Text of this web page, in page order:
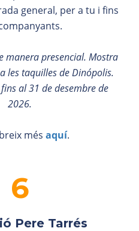
general, per a tu i fins
manera presencial. Mostra
les taquilles de Dinópolis.
al 31 de desembre de
2026.
més aquí.
Pere Tarrés